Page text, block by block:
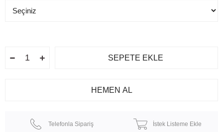
Telefonla Sipariş İstek Listeme Ekle